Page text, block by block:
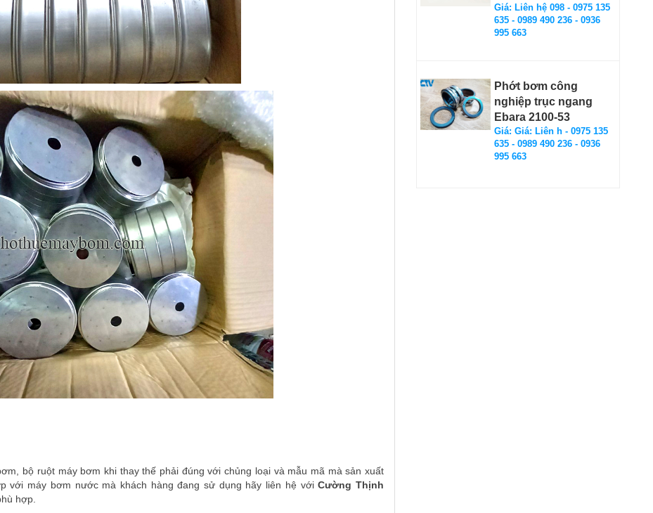
bộ ruột máy bơm khi thay thế phải đúng với chủng loại và mẫu mã mà sản xuất
với máy bơm nước mà khách hàng đang sử dụng hãy liên hệ vớiCường Thịnh
hợp.​
Giá: Liên hệ 098 - 0975 135
635 - 0989 490 236 - 0936
995 663
Phớt bơm công
nghiệp trục ngang
Ebara 2100-53
Giá: Giá: Liên h - 0975 135
635 - 0989 490 236 - 0936
995 663